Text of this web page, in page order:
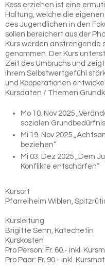
Kess erziehen ist eine
Haltung, welche die
des Jugendlichen in den
sollen bereichert aus der
Kurs werden anstrengende
genommen. Der Kurs
Zeit des Umbruchs und
ihrem Selbstwertgefühl
und Kooperationen
Kursdaten / Themen
Mo 10. Nov 2025
sozialen
Mi 19. Nov 2025
beziehen“
Mi 03. Dez 2025 „Dem
Konflikte entschärfen“
Kursort
Pfarreiheim Wiblen,
Kursleitung
Brigitte Senn, Katechetin
Kurskosten
Pro Person: Fr. 60.- inkl.
Pro Paar: Fr. 90.- inkl.